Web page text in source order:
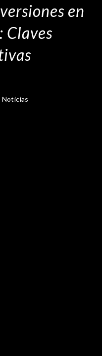
en
Claves
Noticias